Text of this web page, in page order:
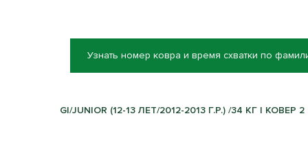
Узнать номер ковра и время схватки по
GI/JUNIOR (12-13 ЛЕТ/2012-2013 Г.Р.) /34 КГ | КОВЕР 2